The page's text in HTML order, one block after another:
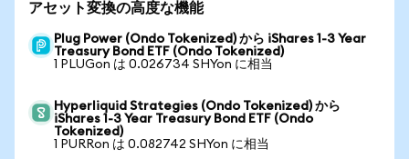
アセット変換の高度な機能
Plug Power (Ondo Tokenized) から iShares 1-3 Year
Treasury Bond ETF (Ondo Tokenized)
1 PLUGon は 0.026734 SHYon に相当
Hyperliquid Strategies (Ondo Tokenized) から
iShares 1-3 Year Treasury Bond ETF (Ondo
Tokenized)
1 PURRon は 0.082742 SHYon に相当